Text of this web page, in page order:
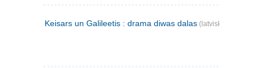
Keisars un Galileetis : drama diwas dalas (latvisk)